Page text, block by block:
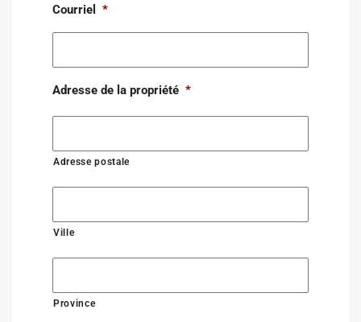
Courriel *
Adresse de la propriété *
Adresse postale
Ville
Province